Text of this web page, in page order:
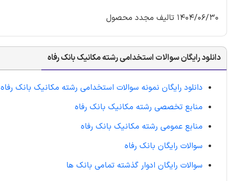
1404/06/30 تالیف مجدد محصول
دانلود رایگان سوالات استخدامی رشته مکانیک بانک رفاه
دانلود رایگان نمونه سوالات استخدامی رشته مکانیک بانک رفاه
منابع تخصصی رشته مکانیک بانک رفاه
منابع عمومی رشته مکانیک بانک رفاه
سوالات رایگان بانک رفاه
سوالات رایگان ادوار گذشته تمامی بانک ها